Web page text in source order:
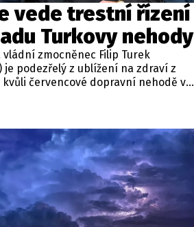
vede trestní řízení
Turkovy nehody
vládní zmocněnec Filip Turek
je podezřelý z ublížení na zdraví z
červencové dopravní nehodě v